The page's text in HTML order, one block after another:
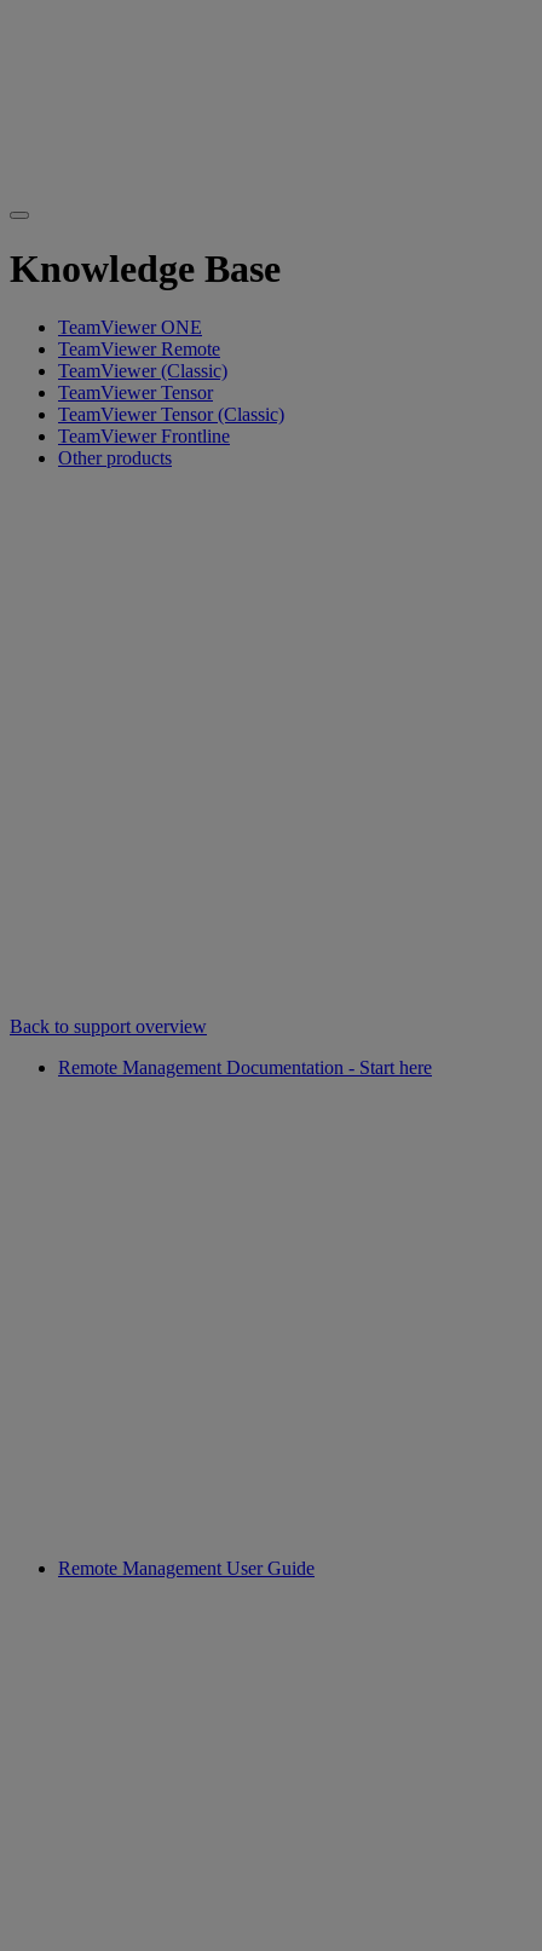
Knowledge Base
TeamViewer ONE
TeamViewer Remote
TeamViewer (Classic)
TeamViewer Tensor
TeamViewer Tensor (Classic)
TeamViewer Frontline
Other products
Back to support overview
Remote Management Documentation - Start here
Remote Management User Guide